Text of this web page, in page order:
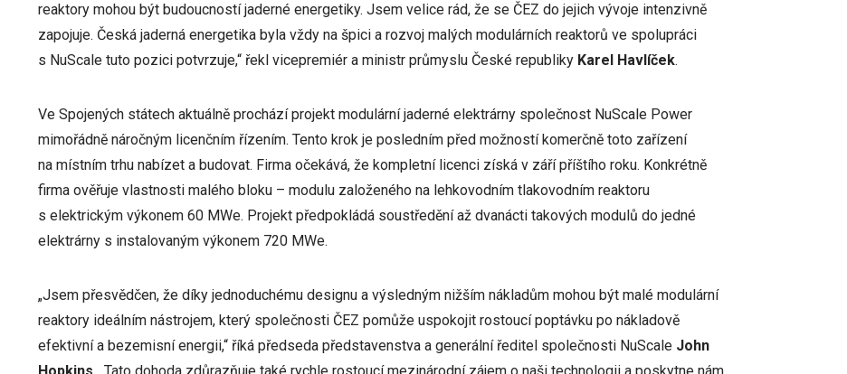
reaktory mohou být budoucností jaderné energetiky. Jsem velice rád, že se ČEZ do jejich vývoje intenzivně
zapojuje. Česká jaderná energetika byla vždy na špici a rozvoj malých modulárních reaktorů ve spolupráci
s NuScale tuto pozici potvrzuje,“ řekl vicepremiér a ministr průmyslu České republiky Karel Havlíček.
Ve Spojených státech aktuálně prochází projekt modulární jaderné elektrárny společnost NuScale Power
mimořádně náročným licenčním řízením. Tento krok je posledním před možností komerčně toto zařízení
na místním trhu nabízet a budovat. Firma očekává, že kompletní licenci získá v září příštího roku. Konkrétně
firma ověřuje vlastnosti malého bloku – modulu založeného na lehkovodním tlakovodním reaktoru
s elektrickým výkonem 60 MWe. Projekt předpokládá soustředění až dvanácti takových modulů do jedné
elektrárny s instalovaným výkonem 720 MWe.
„Jsem přesvědčen, že díky jednoduchému designu a výsledným nižším nákladům mohou být malé modulární
reaktory ideálním nástrojem, který společnosti ČEZ pomůže uspokojit rostoucí poptávku po nákladově
efektivní a bezemisní energii,“ říká předseda představenstva a generální ředitel společnosti NuScale John